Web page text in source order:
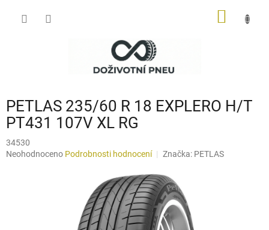
PETLAS 235/60 R 18 EXPLERO H/T
PT431 107V XL RG
34530
Průměrné
Neohodnoceno Podrobnosti hodnocení Značka: PETLAS